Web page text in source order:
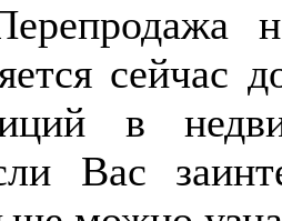
сейчас
в
Вас